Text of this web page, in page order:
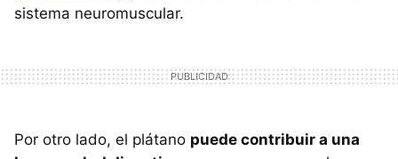
sistema neuromuscular.
Por otro lado, el plátano puede contribuir a una